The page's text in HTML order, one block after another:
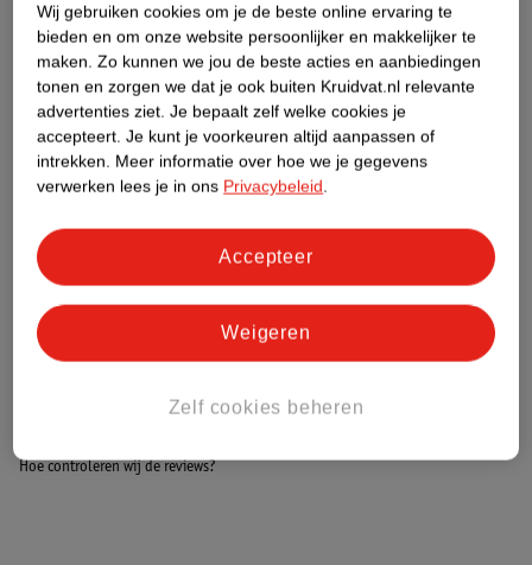
Etiketinformatie
Nature Impact Score
Dit product heeft (nog) geen Nature
Impact Score.
Meer informatie
Bestel & Bezorginformatie
Bekijk ook
Alle Damesparfum
Hoe controleren wij de reviews?
Wij gebruiken cookies om je de beste online ervaring te
bieden en om onze website persoonlijker en makkelijker te
maken. Zo kunnen we jou de beste acties en aanbiedingen
tonen en zorgen we dat je ook buiten Kruidvat.nl relevante
advertenties ziet. Je bepaalt zelf welke cookies je
accepteert. Je kunt je voorkeuren altijd aanpassen of
intrekken. Meer informatie over hoe we je gegevens
verwerken lees je in ons Privacybeleid.
Zelf cookies beheren
Weigeren
Accepteer